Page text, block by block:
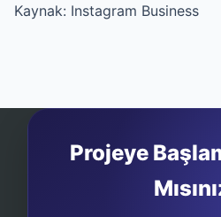
Kaynak: Instagram Business
Projeye